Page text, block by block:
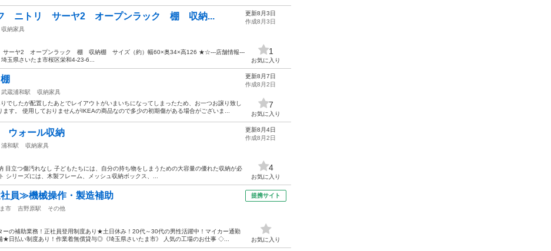
フ ニトリ サーヤ2 オープンラック 棚 収納...
収納家具
ーヤ2 オープンラック 棚 収納棚 サイズ（約）幅60×奥34×高126 ★☆---店舗情報---
県さいたま市桜区栄和4-23-6...
更新8月3日
作成8月3日
1
お気に入り
武蔵浦和駅
収納家具
でしたが配置したあとでレイアウトがいまいちになってしまったため、お一つお譲り致し
ます。 使用しておりませんがIKEAの商品なので多少の初期傷がある場合がございま...
更新8月7日
作成8月2日
7
お気に入り
ウォール収納
浦和駅 収納家具
目立つ傷汚れなし 子どもたちには、自分の持ち物をしまうための大容量の優れた収納が必
シリーズには、木製フレーム、メッシュ収納ボックス、...
更新8月4日
作成8月2日
4
お気に入り
員≫機械操作・製造補助
市 吉野原駅 その他
ーの補助業務！正社員登用制度あり★土日休み！20代～30代の男性活躍中！マイカー通勤
★日払い制度あり！作業着無償貸与◎《埼玉県さいたま市》 人気の工場のお仕事 ◇...
提携サイト
お気に入り